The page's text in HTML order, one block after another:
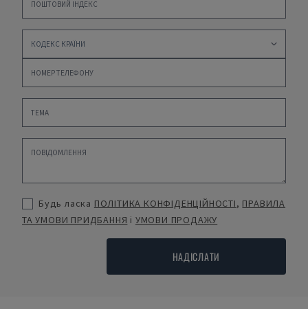
Будь ласка ПОЛІТИКА КОНФІДЕНЦІЙНОСТІ, ПРАВИЛА
ТА УМОВИ ПРИДБАННЯ і УМОВИ ПРОДАЖУ
НАДІСЛАТИ